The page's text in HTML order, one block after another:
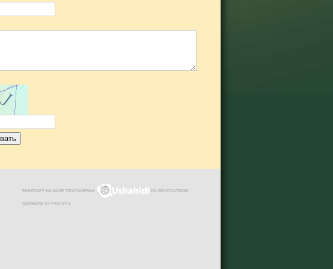
РАБОТАЕТ НА БАЗЕ ПЛАТФОРМЫ НА БЕСПЛАТНОМ
СЕРВЕРЕ ОТ FASTVPS